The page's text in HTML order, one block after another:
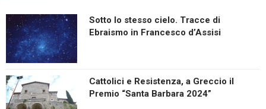
Sotto lo stesso cielo. Tracce di
Ebraismo in Francesco d’Assisi
Cattolici e Resistenza, a Greccio il
Premio “Santa Barbara 2024”